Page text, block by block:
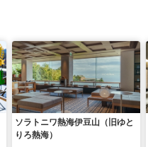
ソラトニワ熱海伊豆山（旧ゆと
りろ熱海）